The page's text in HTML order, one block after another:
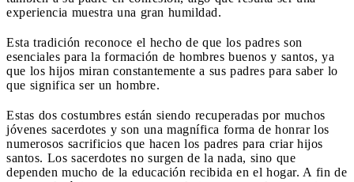
experiencia muestra una gran humildad.
Esta tradición reconoce el hecho de que los padres son
esenciales para la formación de hombres buenos y santos, ya
que los hijos miran constantemente a sus padres para saber lo
que significa ser un hombre.
Estas dos costumbres están siendo recuperadas por muchos
jóvenes sacerdotes y son una magnífica forma de honrar los
numerosos sacrificios que hacen los padres para criar hijos
santos. Los sacerdotes no surgen de la nada, sino que
dependen mucho de la educación recibida en el hogar. A fin de